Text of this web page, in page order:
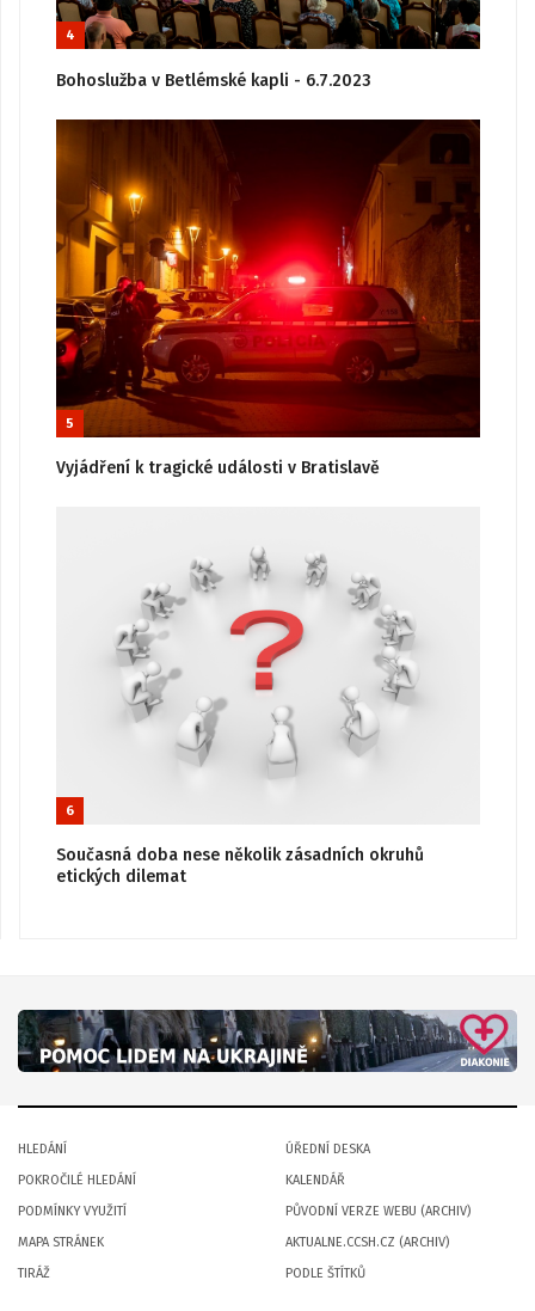
4
Bohoslužba v Betlémské kapli - 6.7.2023
5
Vyjádření k tragické události v Bratislavě
6
Současná doba nese několik zásadních okruhů
etických dilemat
HLEDÁNÍ
POKROČILÉ HLEDÁNÍ
PODMÍNKY VYUŽITÍ
MAPA STRÁNEK
TIRÁŽ
ÚŘEDNÍ DESKA
KALENDÁŘ
PŮVODNÍ VERZE WEBU (ARCHIV)
AKTUALNE.CCSH.CZ (ARCHIV)
PODLE ŠTÍTKŮ